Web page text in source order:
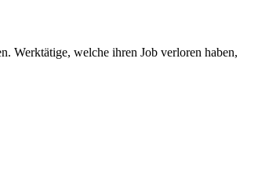
Werktätige, welche ihren Job verloren haben,